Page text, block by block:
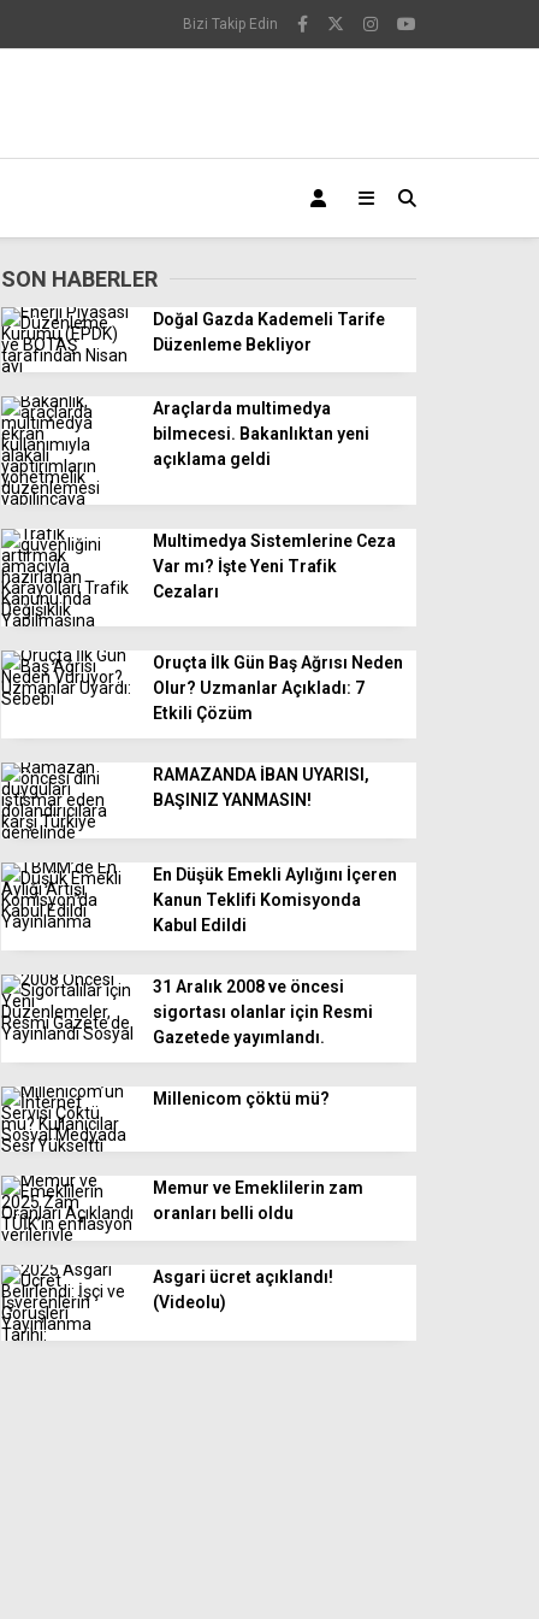
Bizi Takip Edin
SON HABERLER
Doğal Gazda Kademeli Tarife
Düzenleme Bekliyor
Araçlarda multimedya
bilmecesi. Bakanlıktan yeni
açıklama geldi
Multimedya Sistemlerine Ceza
Var mı? İşte Yeni Trafik
Cezaları
Oruçta İlk Gün Baş Ağrısı Neden
Olur? Uzmanlar Açıkladı: 7
Etkili Çözüm
RAMAZANDA İBAN UYARISI,
BAŞINIZ YANMASIN!
En Düşük Emekli Aylığını İçeren
Kanun Teklifi Komisyonda
Kabul Edildi
31 Aralık 2008 ve öncesi
sigortası olanlar için Resmi
Gazetede yayımlandı.
Millenicom çöktü mü?
Memur ve Emeklilerin zam
oranları belli oldu
Asgari ücret açıklandı!
(Videolu)